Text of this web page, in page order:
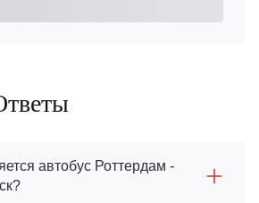
автобус Роттердам -